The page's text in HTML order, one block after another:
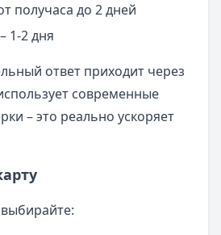
получаса до 2 дней
1-2 дня
ответ приходит через
современные
– это реально ускоряет